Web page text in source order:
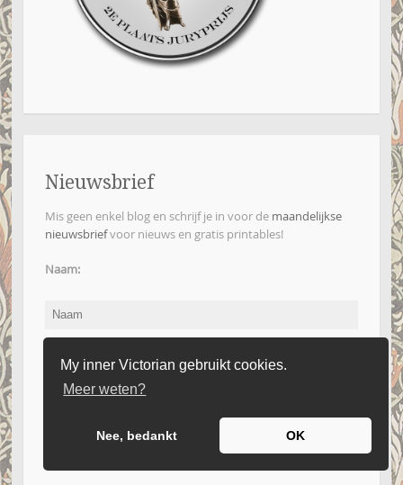
My inner Victorian gebruikt cookies.
Meer weten?
Nee, bedankt OK
Nieuwsbrief
Mis geen enkel blog en schrijf je in voor de maandelijkse
nieuwsbriefvoor nieuws en gratis printables!
Naam: